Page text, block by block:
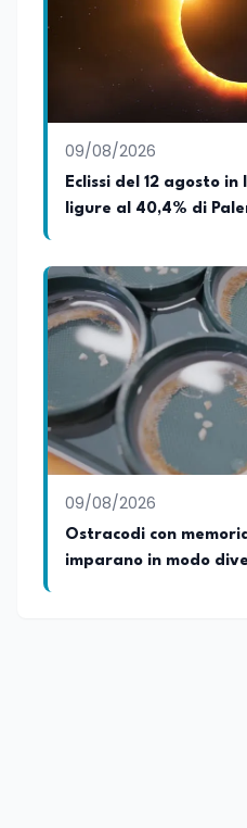
09/08/2026
Eclissi del 12 agosto
ligure al 40,4% di
09/08/2026
Ostracodi con
imparano in modo